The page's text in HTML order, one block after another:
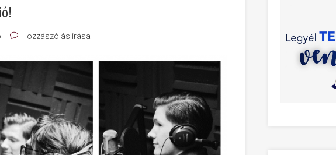
Hozzászólás írása